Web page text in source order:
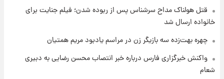
۹ ساعت پیش
قیمت گوشت گوساله و گوسفند امروز شنبه ۱۷
با قدرتمندترین و بادوام ترین تانک جهان آشنا
قتل هولناک مداح سرشناس پس از ربوده شدن؛ فیلم جنایت برای
خانواده ارسال شد
چهره بهت‌زده سه بازیگر زن در مراسم یادبود مریم همتیان
واکنش خبرگزاری فارس درباره خبر انتصاب محسن رضایی به دبیری
شعام